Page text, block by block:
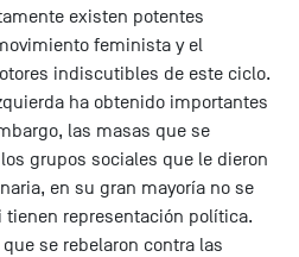
existen potentes
feminista y el
indiscutibles de este ciclo.
ha obtenido importantes
las masas que se
grupos sociales que le dieron
en su gran mayoría no se
representación política.
se rebelaron contra las